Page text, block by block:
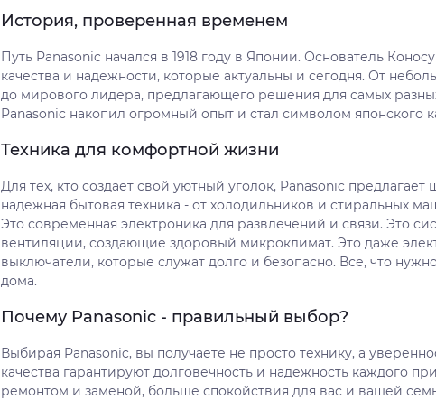
История, проверенная временем
Путь Panasonic начался в 1918 году в Японии. Основатель
качества и надежности, которые актуальны и сегодня. От
до мирового лидера, предлагающего решения для самых
Panasonic накопил огромный опыт и стал символом японского
Техника для комфортной жизни
Для тех, кто создает свой уютный уголок, Panasonic
надежная бытовая техника - от холодильников и стиральных
Это современная электроника для развлечений и связи. Это
вентиляции, создающие здоровый микроклимат. Это даже
выключатели, которые служат долго и безопасно. Все, что
дома.
Почему Panasonic - правильный выбор?
Выбирая Panasonic, вы получаете не просто технику, а
качества гарантируют долговечность и надежность каждого
ремонтом и заменой, больше спокойствия для вас и вашей